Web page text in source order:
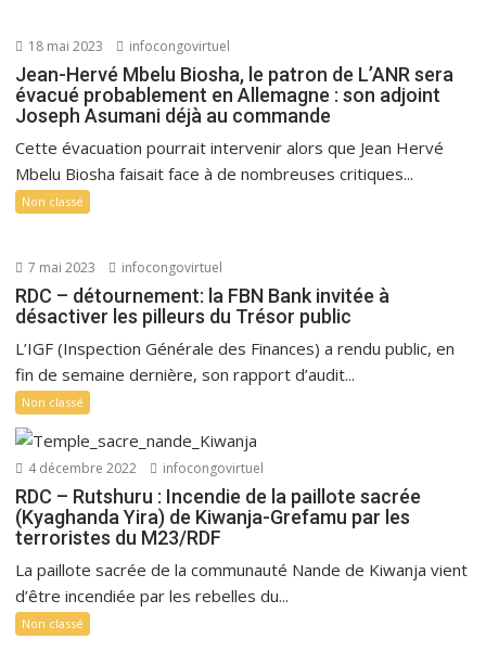
18 mai 2023 infocongovirtuel
Jean-Hervé Mbelu Biosha, le patron de L’ANR sera
évacué probablement en Allemagne : son adjoint
Joseph Asumani déjà au commande
Cette évacuation pourrait intervenir alors que Jean Hervé
Mbelu Biosha faisait face à de nombreuses critiques...
Non classé
7 mai 2023 infocongovirtuel
RDC – détournement: la FBN Bank invitée à
désactiver les pilleurs du Trésor public
L’IGF (Inspection Générale des Finances) a rendu public, en
fin de semaine dernière, son rapport d’audit...
Non classé
4 décembre 2022 infocongovirtuel
RDC – Rutshuru : Incendie de la paillote sacrée
(Kyaghanda Yira) de Kiwanja-Grefamu par les
terroristes du M23/RDF
La paillote sacrée de la communauté Nande de Kiwanja vient
d’être incendiée par les rebelles du...
Non classé